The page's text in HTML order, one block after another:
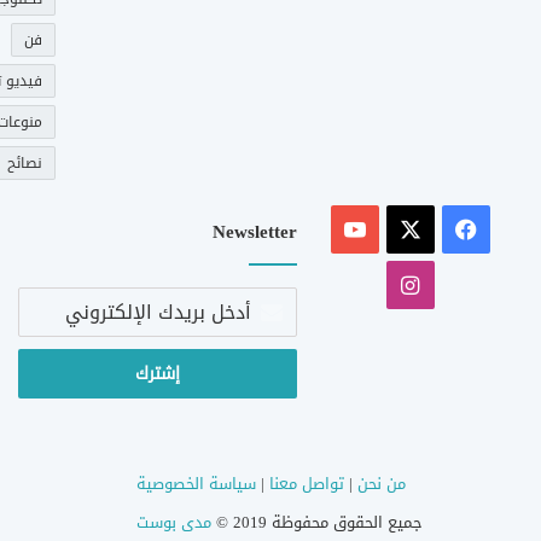
فن
فيديو
نصائح
فيسبوك
‫YouTube
انستقرام
Newsletter
أدخل
الإلكتروني
من نحن |تواصل معنا |سياسة الخصوصية
جميع الحقوق محفوظة 2019 ©
مدى بوست